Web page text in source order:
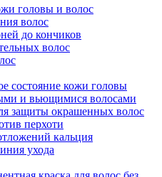
головы и волос
волос
до кончиков
волос
состояние кожи головы
и вьющимися волосами
защиты окрашенных волос
перхоти
кальция
ухода